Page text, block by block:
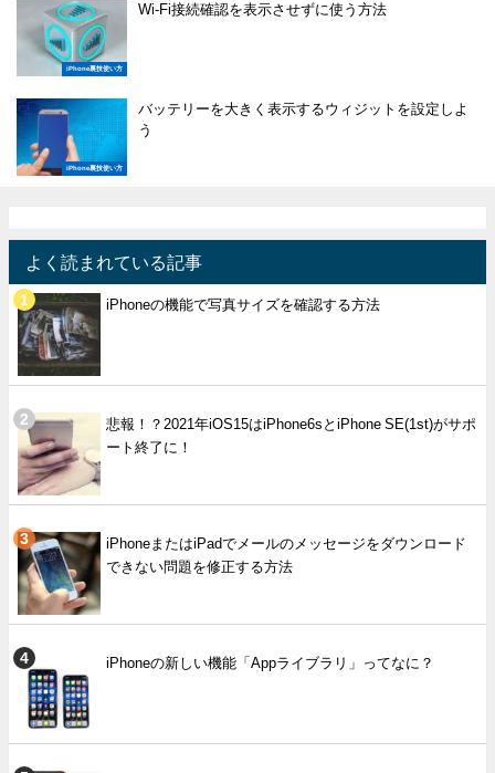
iPhone裏技使い方
Wi-Fi接続確認を表示させずに使う方法
iPhone裏技使い方
バッテリーを大きく表示するウィジットを設定しよ
う
よく読まれている記事
iPhoneの機能で写真サイズを確認する方法
悲報！？2021年iOS15はiPhone6sとiPhone SE(1st)がサポ
ート終了に！
iPhoneまたはiPadでメールのメッセージをダウンロード
できない問題を修正する方法
iPhoneの新しい機能「Appライブラリ」ってなに？